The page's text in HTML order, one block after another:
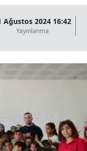
Ağustos 2024 16:42
Yayınlanma